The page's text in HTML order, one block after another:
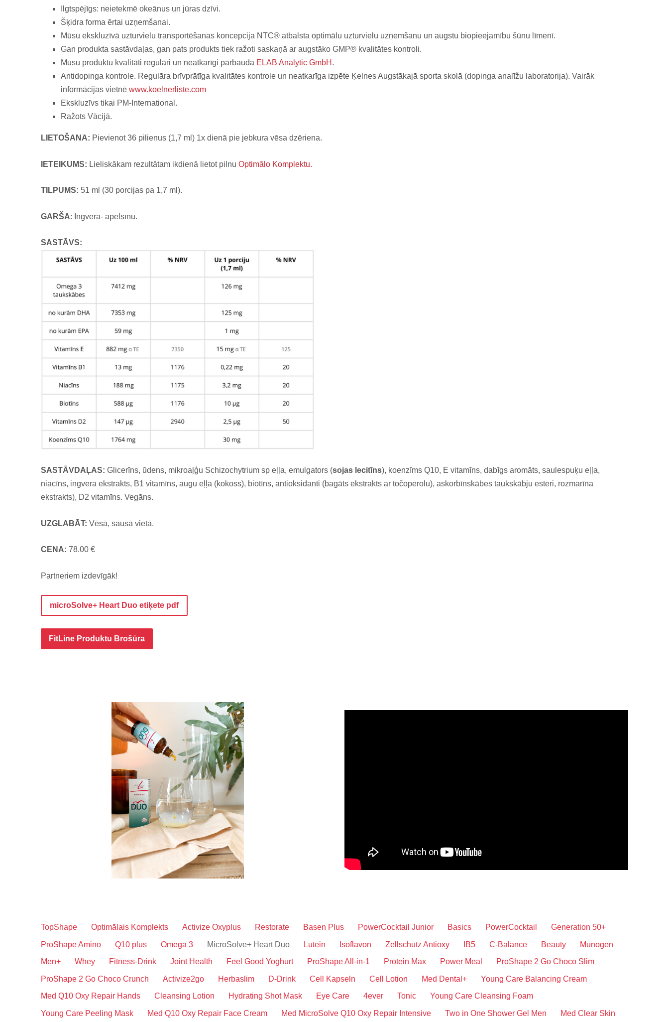
Ilgtspējīgs: neietekmē okeānus un jūras dzīvi.
Šķidra forma ērtai uzņemšanai.
Mūsu ekskluzīvā uzturvielu transportēšanas koncepcija NTC® atbalsta optimālu uzturvielu uzņemšanu un augstu biopieejamību šūnu līmenī.
Gan produkta sastāvdaļas, gan pats produkts tiek ražoti saskaņā ar augstāko GMP® kvalitātes kontroli.
Mūsu produktu kvalitāti regulāri un neatkarīgi pārbauda ELAB Analytic GmbH .
Antidopinga kontrole. Regulāra brīvprātīga kvalitātes kontrole un neatkarīga izpēte Ķelnes Augstākajā sporta skolā (dopinga analīžu laboratorija). Vairāk
informācijas vietnē www.koelnerliste.com
Ekskluzīvs tikai PM-International.
Ražots Vācijā.
LIETOŠANA: Pievienot 36 pilienus (1,7 ml) 1x dienā pie jebkura vēsa dzēriena.
IETEIKUMS: Lieliskākam rezultātam ikdienā lietot pilnu Optimālo Komplektu.
TILPUMS: 51 ml (30 porcijas pa 1,7 ml).
GARŠA: Ingvera- apelsīnu.
SASTĀVS:
SASTĀVDAĻAS: Glicerīns, ūdens, mikroaļģu Schizochytrium sp eļļa, emulgators (sojas lecitīns), koenzīms Q10, E vitamīns, dabīgs aromāts, saulespuķu eļļa,
niacīns, ingvera ekstrakts, B1 vitamīns, augu eļļa (kokoss), biotīns, antioksidanti (bagāts ekstrakts ar točoperolu), askorbīnskābes taukskābju esteri, rozmarīna
ekstrakts), D2 vitamīns. Vegāns.
UZGLABĀT: Vēsā, sausā vietā.
CENA: 78.00 €
Partneriem izdevīgāk!
microSolve+ Heart Duo etiķete pdf
FitLine Produktu Brošūra
TopShape Optimālais Komplekts Activize Oxyplus Restorate Basen Plus PowerCocktail Junior Basics PowerCocktail Generation 50+
ProShape Amino Q10 plus Omega 3 MicroSolve+ Heart Duo Lutein Isoflavon Zellschutz Antioxy IB5 C-Balance Beauty Munogen
Men+ Whey Fitness-Drink Joint Health Feel Good Yoghurt ProShape All-in-1 Protein Max Power Meal ProShape 2 Go Choco Slim
ProShape 2 Go Choco Crunch Activize2go Herbaslim D-Drink Cell Kapseln Cell Lotion Med Dental+ Young Care Balancing Cream
Med Q10 Oxy Repair Hands Cleansing Lotion Hydrating Shot Mask Eye Care 4ever Tonic Young Care Cleansing Foam
Young Care Peeling Mask Med Q10 Oxy Repair Face Cream Med MicroSolve Q10 Oxy Repair Intensive Two in One Shower Gel Men Med Clear Skin